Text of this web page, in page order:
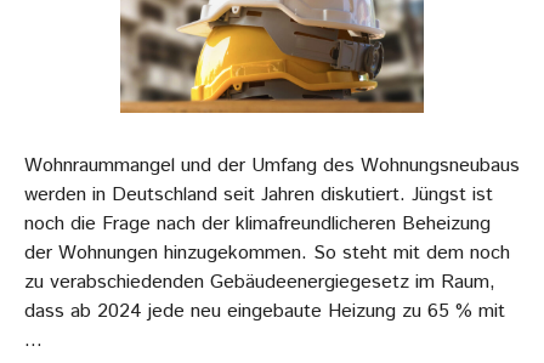
Wohnraummangel und der Umfang des Wohnungsneubaus
werden in Deutschland seit Jahren diskutiert. Jüngst ist
noch die Frage nach der klimafreundlicheren Beheizung
der Wohnungen hinzugekommen. So steht mit dem noch
zu verabschiedenden Gebäudeenergiegesetz im Raum,
dass ab 2024 jede neu eingebaute Heizung zu 65 % mit
…